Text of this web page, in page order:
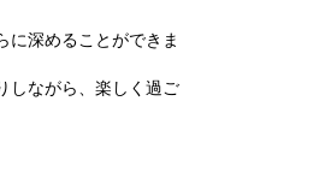
に深めることができま
しながら、楽しく過ご